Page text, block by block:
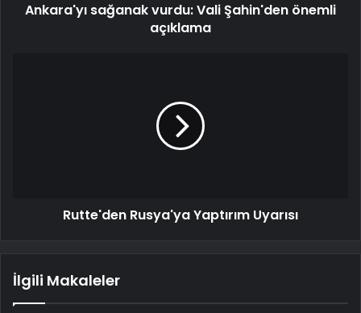
Ankara'yı sağanak vurdu: Vali Şahin'den önemli
açıklama
Rutte'den Rusya'ya Yaptırım Uyarısı
İlgili Makaleler